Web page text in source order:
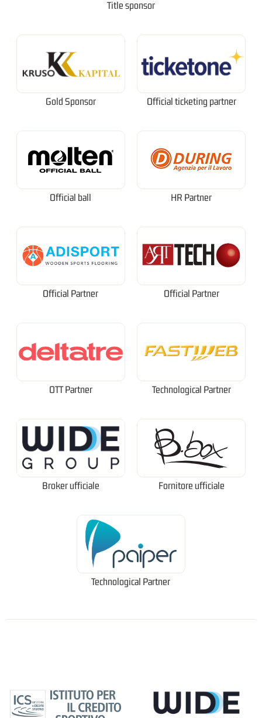
Title sponsor
Gold Sponsor Official ticketing partner
Official ball HR Partner
Official Partner Official Partner
OTT Partner Technological Partner
Broker ufficiale Fornitore ufficiale
Technological Partner